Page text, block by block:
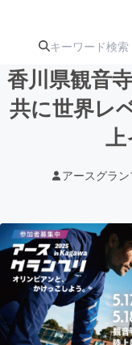
注
テクノロ
映像・映
香川県観音
共に世界レ
アースグラ